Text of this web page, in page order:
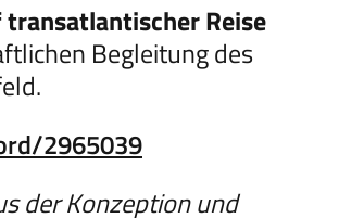
Reise
Begleitung des
2965039
der Konzeption und